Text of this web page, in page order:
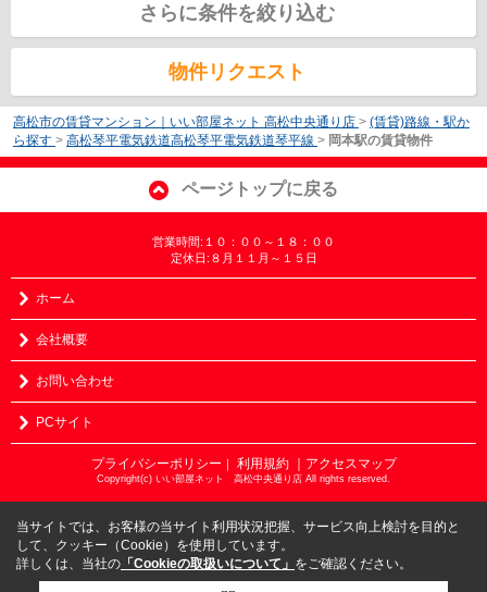
さらに条件を絞り込む
物件リクエスト
高松市の賃貸マンション｜いい部屋ネット 高松中央通り店 > (賃貸)路線・駅か
ら探す > 高松琴平電気鉄道高松琴平電気鉄道琴平線 > 岡本駅の賃貸物件
ページトップに戻る
営業時間:１０：００～１８：００
定休日:８月１１月～１５日
ホーム
会社概要
お問い合わせ
PCサイト
プライバシーポリシー ｜ 利用規約 ｜アクセスマップ
Copyright(c) いい部屋ネット 高松中央通り店 All rights reserved.
当サイトでは、お客様の当サイト利用状況把握、サービス向上検討を目的と
して、クッキー（Cookie）を使用しています。
詳しくは、当社の 「Cookieの取扱いについて」 をご確認ください。